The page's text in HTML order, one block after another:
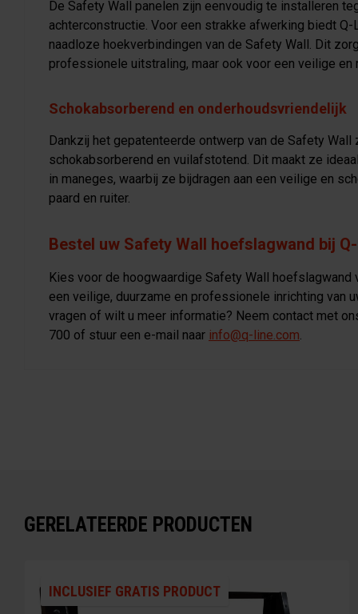
De Safety Wall panelen zijn eenvoudig te installeren
achterconstructie. Voor een strakke afwerking biedt
naadloze hoekverbindingen van de Safety Wall. Dit
professionele uitstraling, maar ook voor een veilige en
Schokabsorberend en onderhoudsvriendelijk
Dankzij het gepatenteerde ontwerp van de Safety Wall
schokabsorberend en vuilafstotend. Dit maakt ze
in maneges, waarbij ze bijdragen aan een veilige en
paard en ruiter.
Bestel uw Safety Wall hoefslagwand bij
Kies voor de hoogwaardige Safety Wall hoefslagwand
een veilige, duurzame en professionele inrichting van
vragen of wilt u meer informatie? Neem contact met
700 of stuur een e-mail naar info@q-line.com.
GERELATEERDE PRODUCTEN
INCLUSIEF GRATIS PRODUCT